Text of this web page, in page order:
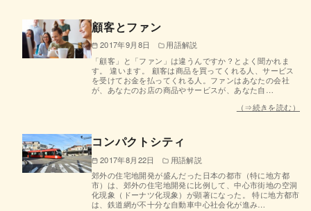
顧客とファン
2017年9月8日
用語解説
「顧客」と「ファン」は違うんですか？とよく聞かれま
す。 違います。 顧客は商品を買ってくれる人、サービス
を受けてお金を払ってくれる人。ファンはあなたの会社
が、あなたのお店の商品やサービスが、あなた自…
（⇒続きを読む）
コンパクトシティ
2017年8月22日
用語解説
郊外の住宅地開発が盛んだった日本の都市（特に地方都
市）は、郊外の住宅地開発に比例して、中心市街地の空洞
化現象（ドーナツ化現象）が顕著になった。 特に地方都市
は、鉄道網が不十分な自動車中心社会化が進み…